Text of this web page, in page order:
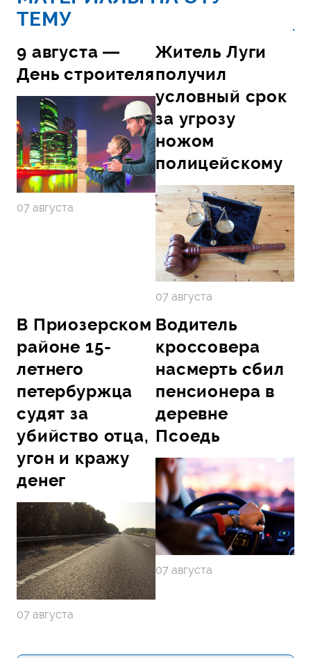
ТЕМУ
9 августа —
День строителя
07 августа
Житель Луги
получил
условный срок
за угрозу
ножом
полицейскому
07 августа
В Приозерском
районе 15-
летнего
петербуржца
судят за
убийство отца,
угон и кражу
денег
07 августа
Водитель
кроссовера
насмерть сбил
пенсионера в
деревне
Псоедь
07 августа